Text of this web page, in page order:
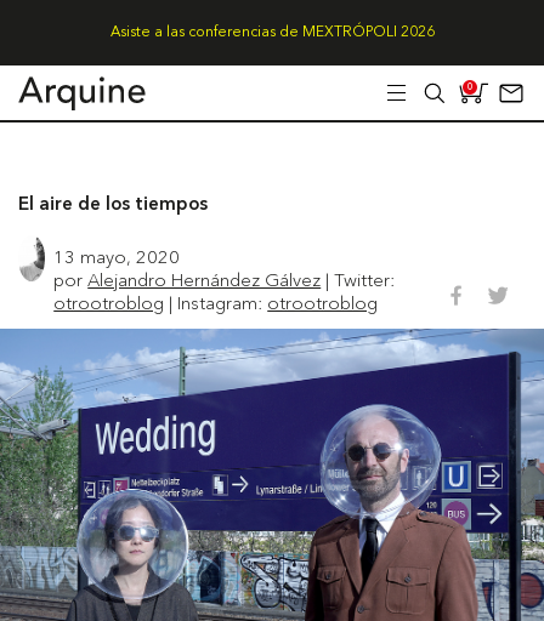
Asiste a las conferencias de MEXTRÓPOLI 2026
0
El aire de los tiempos
13 mayo, 2020
porAlejandro Hernández Gálvez | Twitter:
otrootroblog | Instagram: otrootroblog